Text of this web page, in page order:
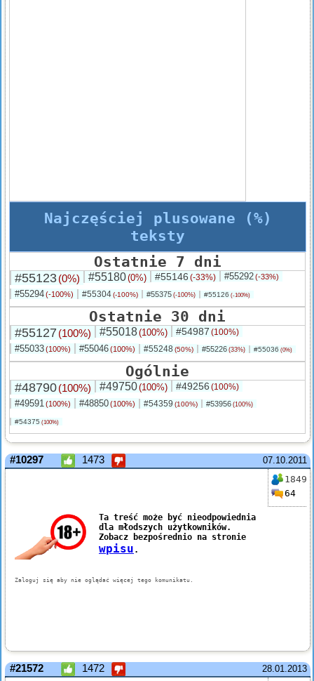
Najczęściej plusowane (%)
teksty
Ostatnie 7 dni
#55123(0%) #55180(0%) #55146 (-33%) #55292(-33%)
#55294(-100%) #55304(-100%) #55375 (-100%) #55126 (-100%)
Ostatnie 30 dni
#55127 (100%) #55018(100%) #54987 (100%)
#55033(100%) #55046(100%) #55248 (50%) #55226 (33%) #55036 (0%)
Ogólnie
#48790(100%) #49750(100%) #49256 (100%)
#49591(100%) #48850(100%) #54359 (100%) #53956 (100%)
#54375 (100%)
07.10.2011
#10297 1473
1849
64
28.01.2013
#21572 1472